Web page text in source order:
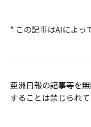
* この記事はAIによっ
亜洲日報の記事等を
することは禁じられて